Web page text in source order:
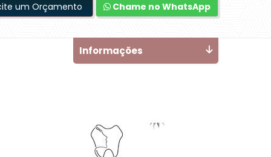
um Orçamento Chame no WhatsApp
Informações